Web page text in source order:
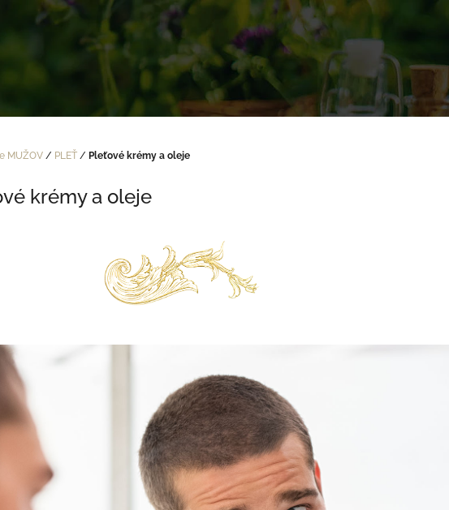
MUŽOV / PLEŤ / Pleťové krémy a oleje
krémy a oleje